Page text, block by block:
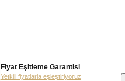
Fiyat Eşitleme Garantisi
Yetkili fiyatlarla eşleştiriyoruz